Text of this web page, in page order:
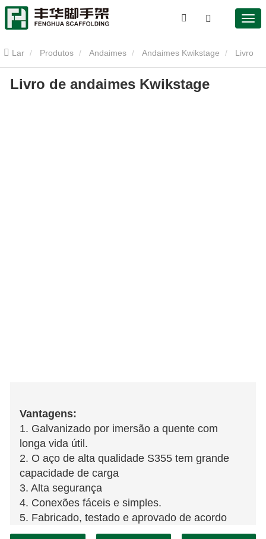
Lar Produtos Andaimes Andaimes Kwikstage
de andaimes Kwikstage
Livro de andaimes Kwikstage
Vantagens:
1. Galvanizado por imersão a quente com
longa vida útil.
2. O aço de alta qualidade S355 tem grande
capacidade de carga
3. Alta segurança
4. Conexões fáceis e simples.
5. Fabricado, testado e aprovado de acordo
com o padrão AS/NZS, Padrão Europeu